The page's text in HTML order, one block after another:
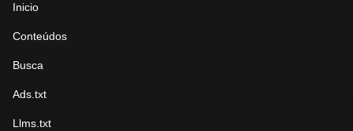
Inicio
Conteúdos
Busca
Ads.txt
Llms.txt